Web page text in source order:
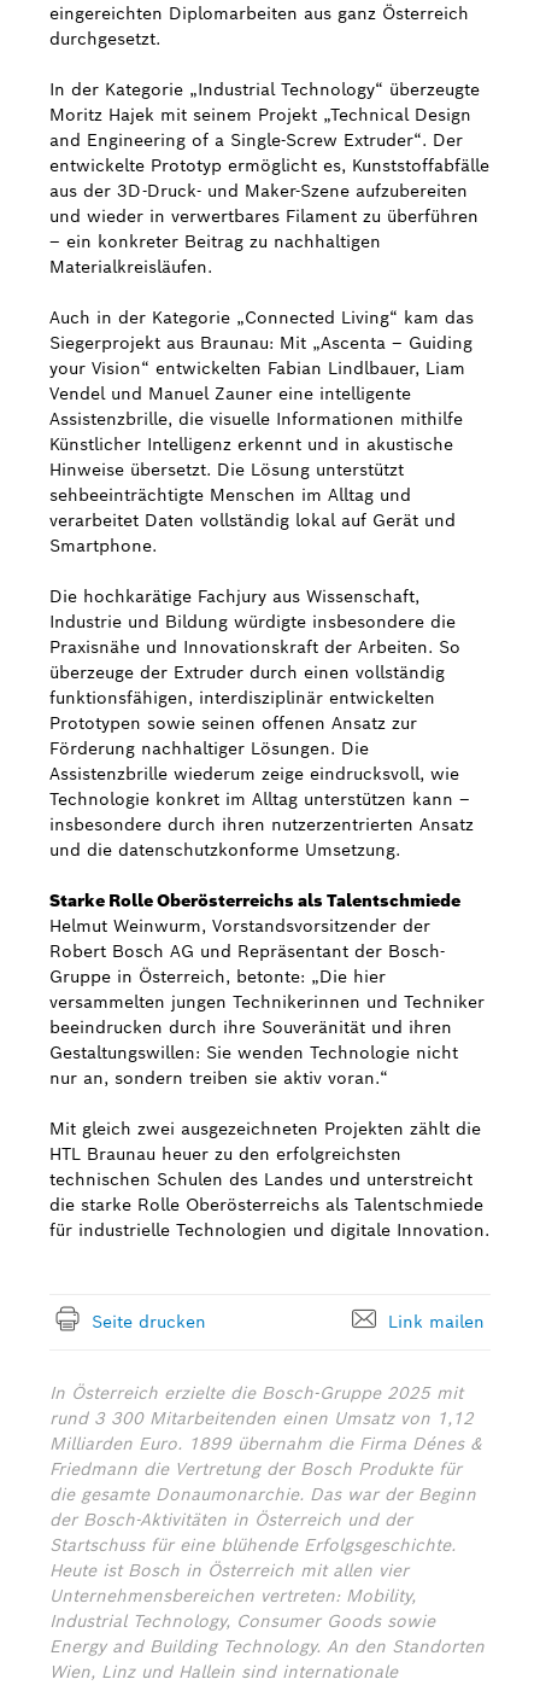
eingereichten Diplomarbeiten aus ganz Österreich
durchgesetzt.
In der Kategorie „Industrial Technology“ überzeugte
Moritz Hajek mit seinem Projekt „Technical Design
and Engineering of a Single-Screw Extruder“. Der
entwickelte Prototyp ermöglicht es, Kunststoffabfälle
aus der 3D-Druck- und Maker-Szene aufzubereiten
und wieder in verwertbares Filament zu überführen
– ein konkreter Beitrag zu nachhaltigen
Materialkreisläufen.
Auch in der Kategorie „Connected Living“ kam das
Siegerprojekt aus Braunau: Mit „Ascenta – Guiding
your Vision“ entwickelten Fabian Lindlbauer, Liam
Vendel und Manuel Zauner eine intelligente
Assistenzbrille, die visuelle Informationen mithilfe
Künstlicher Intelligenz erkennt und in akustische
Hinweise übersetzt. Die Lösung unterstützt
sehbeeinträchtigte Menschen im Alltag und
verarbeitet Daten vollständig lokal auf Gerät und
Smartphone.
Die hochkarätige Fachjury aus Wissenschaft,
Industrie und Bildung würdigte insbesondere die
Praxisnähe und Innovationskraft der Arbeiten. So
überzeuge der Extruder durch einen vollständig
funktionsfähigen, interdisziplinär entwickelten
Prototypen sowie seinen offenen Ansatz zur
Förderung nachhaltiger Lösungen. Die
Assistenzbrille wiederum zeige eindrucksvoll, wie
Technologie konkret im Alltag unterstützen kann –
insbesondere durch ihren nutzerzentrierten Ansatz
und die datenschutzkonforme Umsetzung.
Starke Rolle Oberösterreichs als Talentschmiede
Helmut Weinwurm, Vorstandsvorsitzender der
Robert Bosch AG und Repräsentant der Bosch-
Gruppe in Österreich, betonte: „Die hier
versammelten jungen Technikerinnen und Techniker
beeindrucken durch ihre Souveränität und ihren
Gestaltungswillen: Sie wenden Technologie nicht
nur an, sondern treiben sie aktiv voran.“
Mit gleich zwei ausgezeichneten Projekten zählt die
HTL Braunau heuer zu den erfolgreichsten
technischen Schulen des Landes und unterstreicht
die starke Rolle Oberösterreichs als Talentschmiede
für industrielle Technologien und digitale Innovation.
Seite drucken Link mailen
In Österreich erzielte die Bosch-Gruppe 2025 mit
rund 3 300 Mitarbeitenden einen Umsatz von 1,12
Milliarden Euro. 1899 übernahm die Firma Dénes &
Friedmann die Vertretung der Bosch Produkte für
die gesamte Donaumonarchie. Das war der Beginn
der Bosch-Aktivitäten in Österreich und der
Startschuss für eine blühende Erfolgsgeschichte.
Heute ist Bosch in Österreich mit allen vier
Unternehmensbereichen vertreten: Mobility,
Industrial Technology, Consumer Goods sowie
Energy and Building Technology. An den Standorten
Wien, Linz und Hallein sind internationale